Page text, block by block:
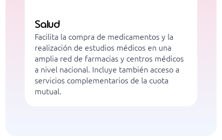
Salud
Facilita la compra de medicamentos y la
realización de estudios médicos en una
amplia red de farmacias y centros médicos
a nivel nacional. Incluye también acceso a
servicios complementarios de la cuota
mutual.